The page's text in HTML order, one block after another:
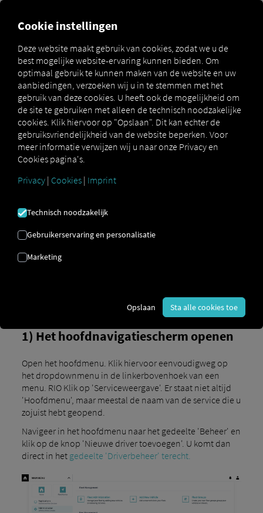
als wagenparkbeheerder en kunnen daarom zelf
geen app-login aanmaken. Bent u een bestuurder,
neem dan contact op met de wagenparkbeheerder
van uw bedrijf en vraag hem/haar om u een login te
geven.
Voeg een bestuurder toe
In deze gids wordt het gestructureerde proces voor het
en geef hem indien nodig de mogelijkheid om zijn eigen
platform te creëren RIO -gebruiker, waarmee hij
bijvoorbeeld kan inloggen op dePocket Driver App
1) Het hoofdnavigatiescherm openen
Open het hoofdmenu. Klik hiervoor eenvoudigweg op
het dropdownmenu in de linkerbovenhoek van een
menu. RIO Klik op 'Serviceweergave'. Er staat niet altijd
'Hoofdmenu', maar meestal de naam van de service die u
zojuist hebt geopend.
Navigeer in het hoofdmenu naar het gedeelte 'Beheer' en
klik op de knop 'Nieuwe driver toevoegen'. U komt dan
direct in het gedeelte 'Driverbeheer' terecht.
Cookie instellingen
Deze website maakt gebruik van cookies, zodat we u de
best mogelijke website-ervaring kunnen bieden. Om
optimaal gebruik te kunnen maken van de website en uw
aanbiedingen, verzoeken wij u in te stemmen met het
gebruik van deze cookies. U heeft ook de mogelijkheid om
de site te gebruiken met alleen de technisch noodzakelijke
cookies. Klik hiervoor op "Opslaan". Dit kan echter de
gebruiksvriendelijkheid van de website beperken. Voor
meer informatie verwijzen wij u naar onze Privacy en
Cookies pagina's.
Privacy | Cookies | Imprint
Technisch noodzakelijk
Gebruikerservaring en personalisatie
Marketing
Opslaan Sta alle cookies toe